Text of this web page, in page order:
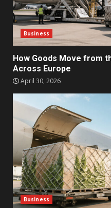
Business
How Goods Move from
Across Europe
April 30, 2026
Business